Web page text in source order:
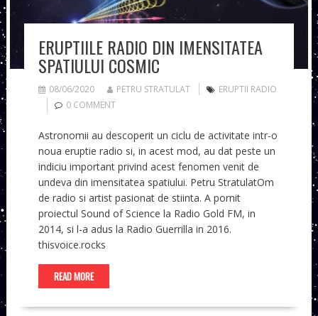
ERUPTIILE RADIO DIN IMENSITATEA
SPATIULUI COSMIC
08/06/2020 PETRU STRATULAT
ERUPTII RADIO
0 COMMENT
Astronomii au descoperit un ciclu de activitate intr-o
noua eruptie radio si, in acest mod, au dat peste un
indiciu important privind acest fenomen venit de
undeva din imensitatea spatiului. Petru StratulatOm
de radio si artist pasionat de stiinta. A pornit
proiectul Sound of Science la Radio Gold FM, in
2014, si l-a adus la Radio Guerrilla in 2016.
thisvoice.rocks
READ MORE